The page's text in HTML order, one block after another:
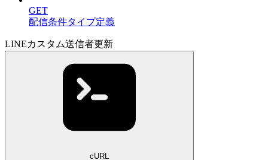
GET
配信条件タイプ定義
LINEカスタム送信者更新
cURL